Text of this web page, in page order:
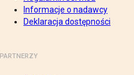
Informacje o nadawcy
Deklaracja dostępności
PARTNERZY